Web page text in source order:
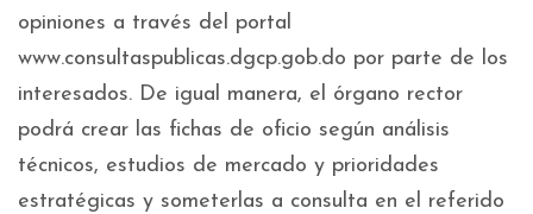
opiniones a través del portal
www.consultaspublicas.dgcp.gob.do por parte de los
interesados. De igual manera, el órgano rector
podrá crear las fichas de oficio según análisis
técnicos, estudios de mercado y prioridades
estratégicas y someterlas a consulta en el referido